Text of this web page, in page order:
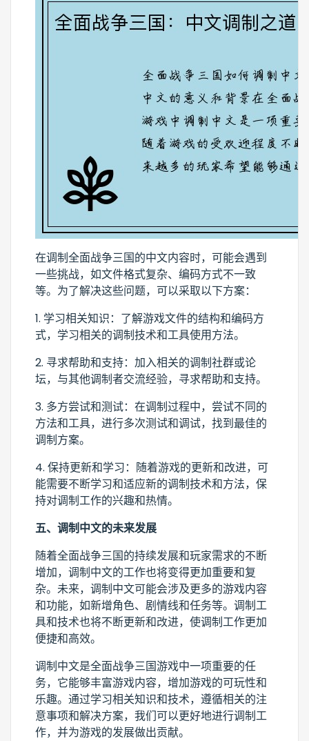
在调制全面战争三国的中文内容时，可能会遇到
一些挑战，如文件格式复杂、编码方式不一致
等。为了解决这些问题，可以采取以下方案：
1. 学习相关知识：了解游戏文件的结构和编码方
式，学习相关的调制技术和工具使用方法。
2. 寻求帮助和支持：加入相关的调制社群或论
坛，与其他调制者交流经验，寻求帮助和支持。
3. 多方尝试和测试：在调制过程中，尝试不同的
方法和工具，进行多次测试和调试，找到最佳的
调制方案。
4. 保持更新和学习：随着游戏的更新和改进，可
能需要不断学习和适应新的调制技术和方法，保
持对调制工作的兴趣和热情。
五、调制中文的未来发展
随着全面战争三国的持续发展和玩家需求的不断
增加，调制中文的工作也将变得更加重要和复
杂。未来，调制中文可能会涉及更多的游戏内容
和功能，如新增角色、剧情线和任务等。调制工
具和技术也将不断更新和改进，使调制工作更加
便捷和高效。
调制中文是全面战争三国游戏中一项重要的任
务，它能够丰富游戏内容，增加游戏的可玩性和
乐趣。通过学习相关知识和技术，遵循相关的注
意事项和解决方案，我们可以更好地进行调制工
作，并为游戏的发展做出贡献。